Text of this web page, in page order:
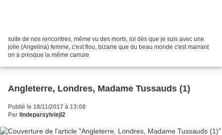
suite de nos rencontres, même vu des morts, lol dès que je suis avec une
jolie (Angelina) femme, c'est flou, bizarre que du beau monde c'est marrant
on a presque la même carrure
Angleterre, Londres, Madame Tussauds (1)
Publié le 18/11/2017 à 13:08
Par lindeparsylviejl2